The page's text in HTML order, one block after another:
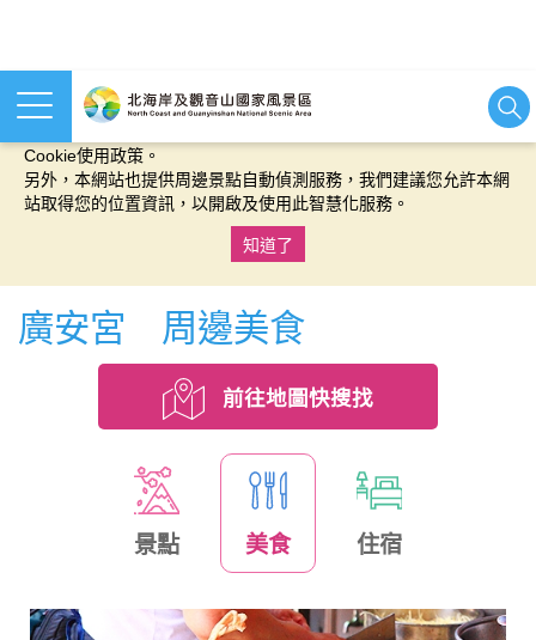
本網站使用cookies等相關技術以持續優化網站服務，並有助於為
Cookie使用政策。
另外，本網站也提供周邊景點自動偵測服務，我們建議您允許本網
站取得您的位置資訊，以開啟及使用此智慧化服務。
知道了
廣安宮 周邊美食
前往地圖快搜找
景點 美食 住宿